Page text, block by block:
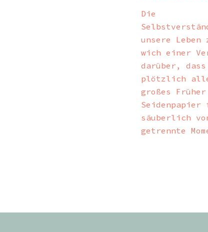
Die
unsere
wich einer
darüber, dass
plötzlich
großes
Seidenpapier
säuberlich
getrennte